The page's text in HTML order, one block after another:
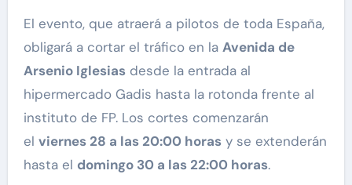
El evento, que atraerá a pilotos de toda España,
obligará a cortar el tráfico en la Avenida de
Arsenio Iglesiasdesde la entrada al
hipermercado Gadis hasta la rotonda frente al
instituto de FP. Los cortes comenzarán
el viernes 28 a las 20:00 horasy se extenderán
hasta el domingo 30 a las 22:00 horas.